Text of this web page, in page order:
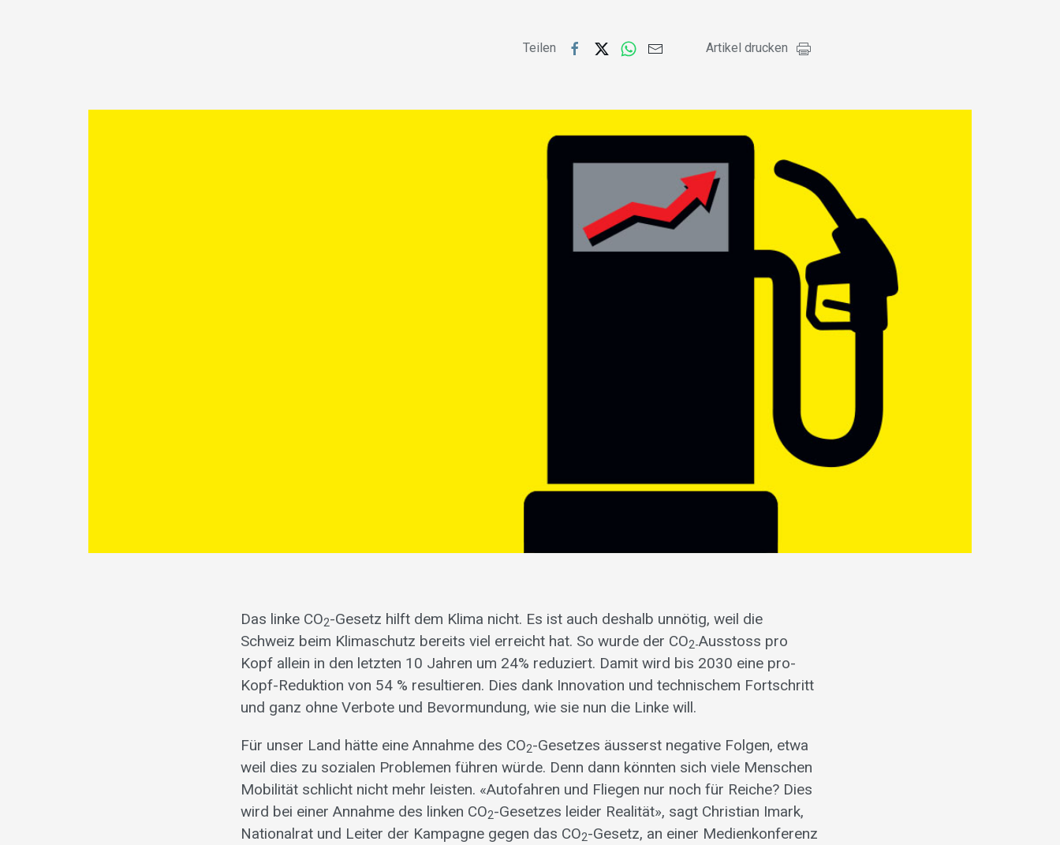
Teilen Artikel drucken
Das linke CO2-Gesetz hilft dem Klima nicht. Es ist auch deshalb unnötig, weil die
Schweiz beim Klimaschutz bereits viel erreicht hat. So wurde der CO2-Ausstoss pro
Kopf allein in den letzten 10 Jahren um 24% reduziert. Damit wird bis 2030 eine pro-
Kopf-Reduktion von 54 % resultieren. Dies dank Innovation und technischem Fortschritt
und ganz ohne Verbote und Bevormundung, wie sie nun die Linke will.
Für unser Land hätte eine Annahme des CO2-Gesetzes äusserst negative Folgen, etwa
weil dies zu sozialen Problemen führen würde. Denn dann könnten sich viele Menschen
Mobilität schlicht nicht mehr leisten. «Autofahren und Fliegen nur noch für Reiche? Dies
wird bei einer Annahme des linken CO2-Gesetzes leider Realität», sagt Christian Imark,
Nationalrat und Leiter der Kampagne gegen das CO2-Gesetz, an einer Medienkonferenz